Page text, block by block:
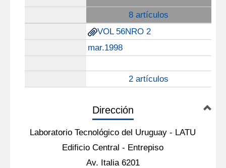
8 artículos
VOL 56NRO 2
mar.1998
2 artículos
Dirección
Laboratorio Tecnológico del Uruguay - LATU
Edificio Central - Entrepiso
Av. Italia 6201